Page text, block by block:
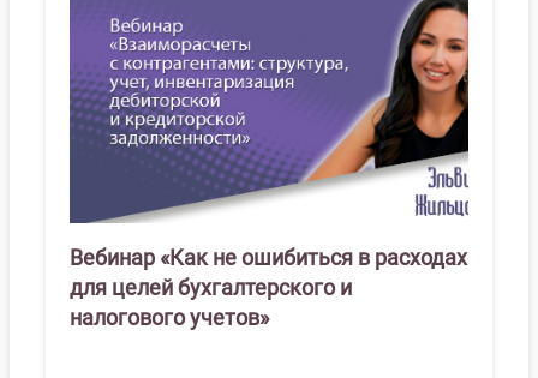
Вебинар «Как не ошибиться в расходах
для целей бухгалтерского и
налогового учетов»